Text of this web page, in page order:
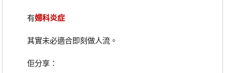
有婦科炎症
其實未必適合即刻做人流。
佢分享：